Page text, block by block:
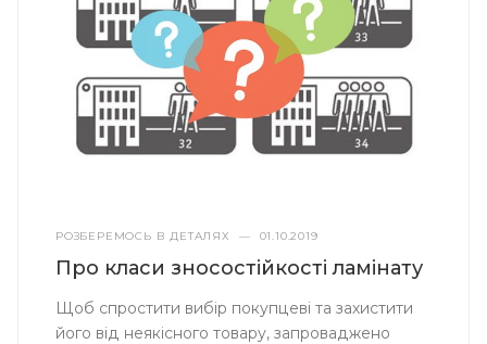
РОЗБЕРЕМОСЬ В ДЕТАЛЯХ — 01.10.2019
Про класи зносостійкості ламінату
Щоб спростити вибір покупцеві та захистити
його від неякісного товару, запроваджено